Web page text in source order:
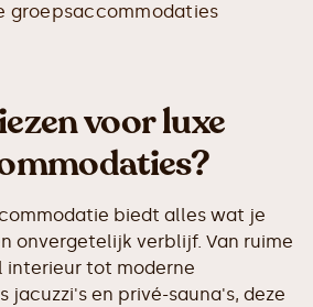
groepsaccommodaties
voor luxe
biedt alles wat je
onvergetelijk verblijf. Van ruime
interieur tot moderne
jacuzzi's en privé-sauna's, deze